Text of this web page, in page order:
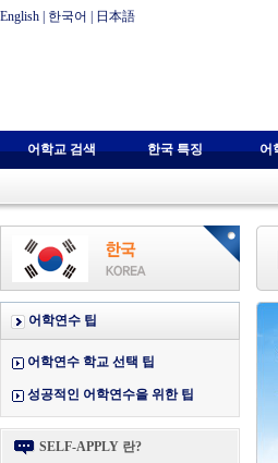
English 한국어 日本語
어학교 검색 한국 특징 어
어학연수 팁
어학연수 학교 선택 팁
성공적인 어학연수을 위한 팁
SELF-APPLY 란?